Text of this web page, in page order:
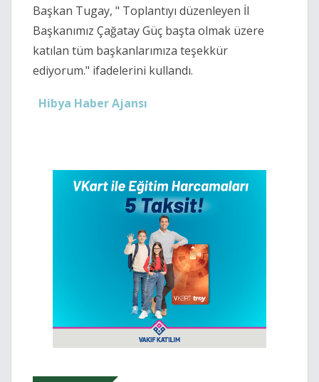
Başkan Tugay, " Toplantıyı düzenleyen İl
Başkanımız Çağatay Güç başta olmak üzere
katılan tüm başkanlarımıza teşekkür
ediyorum." ifadelerini kullandı.
Hibya Haber Ajansı